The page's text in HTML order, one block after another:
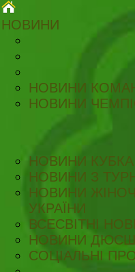
НОВИНИ
НОВИНИ
НОВИНИ
НОВИНИ КУБКА
НОВИНИ З
НОВИНИ
УКРАЇНИ
ВСЕСВІТНІ
НОВИНИ ДЮСШ
СОЦІАЛЬНІ